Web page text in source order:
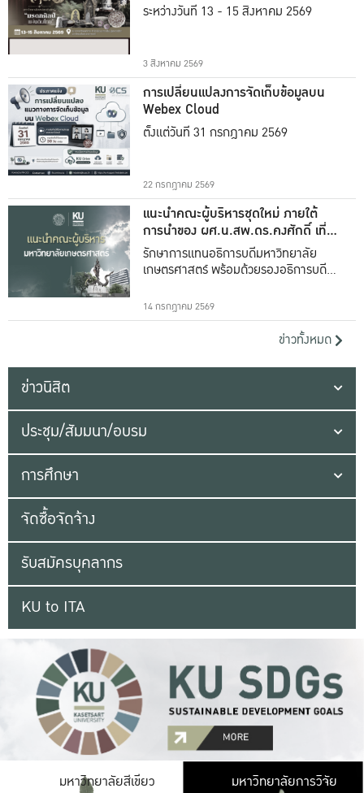
ระหว่างวันที่ 13 - 15 สิงหาคม 2569
3 สิงหาคม 2569
การเปลี่ยนแปลงการจัดเก็บข้อมูลบน
Webex Cloud
ตั้งแต่วันที่ 31 กรกฎาคม 2569
22 กรกฎาคม 2569
แนะนำคณะผู้บริหารชุดใหม่ ภายใต้
การนำของ ผศ.น.สพ.ดร.คงศักดิ์ เที่ยง
ธรรม
รักษาการแทนอธิการบดีมหาวิทยาลัย
เกษตรศาสตร์ พร้อมด้วยรองอธิการบดีทั้ง
14 กรกฎาคม 2569
ข่าวทั้งหมด
ข่าวนิสิต
ประชุม/สัมมนา/อบรม
การศึกษา
จัดซื้อจัดจ้าง
รับสมัครบุคลากร
KU to ITA
มหาวิทยาลัยสีเขียว มหาวิ
มหาวิทยาลัยการวิจัย